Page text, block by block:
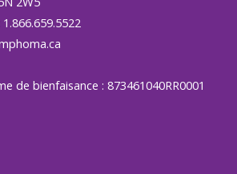
de bienfaisance : 873461040RR0001